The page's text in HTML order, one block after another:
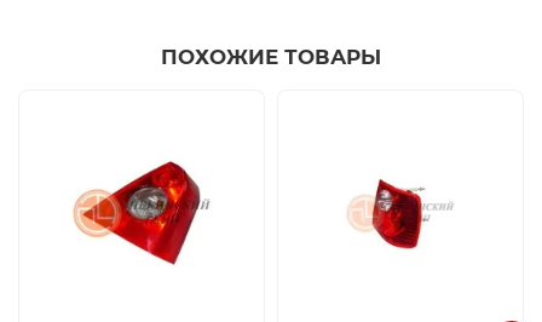
ПОХОЖИЕ ТОВАРЫ